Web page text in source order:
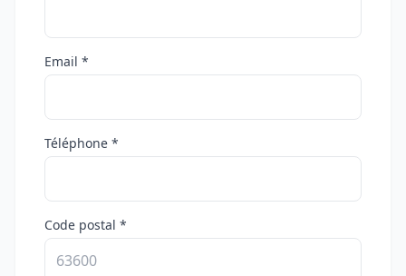
Email *
Téléphone *
Code postal *